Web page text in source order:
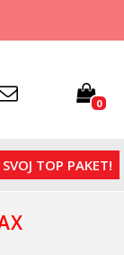
0
TOP PAKET!